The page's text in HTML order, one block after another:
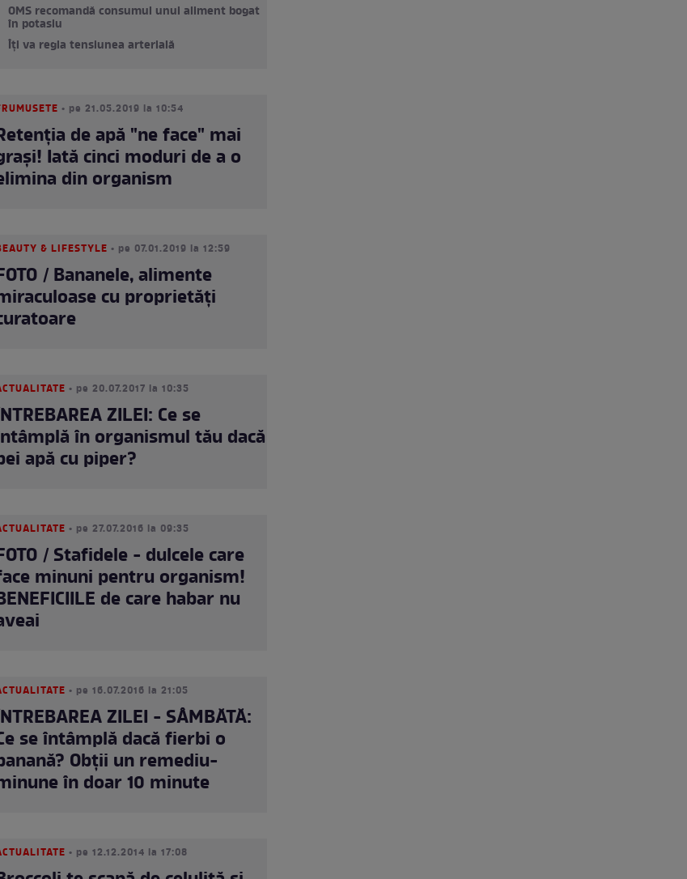
OMS recomandă consumul unui aliment bogat
în potasiu
Îți va regla tensiunea arterială
• pe 21.05.2019 la 10:54
de apă "ne face" mai
Iată cinci moduri de a o
din organism
& LIFESTYLE • pe 07.01.2019 la 12:59
/ Bananele, alimente
cu proprietăţi
• pe 20.07.2017 la 10:35
ZILEI: Ce se
în organismul tău dacă
apă cu piper?
• pe 27.07.2016 la 09:35
/ Stafidele - dulcele care
minuni pentru organism!
de care habar nu
• pe 16.07.2016 la 21:05
ZILEI - SÂMBĂTĂ:
se întâmplă dacă fierbi o
Obţii un remediu-
în doar 10 minute
• pe 12.12.2014 la 17:08